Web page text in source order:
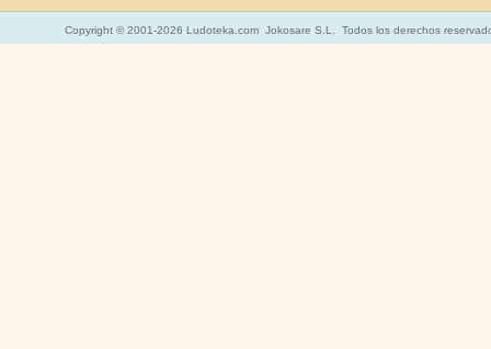
Copyright © 2001-2026 Ludoteka.com Jokosare S.L. Todos los derechos